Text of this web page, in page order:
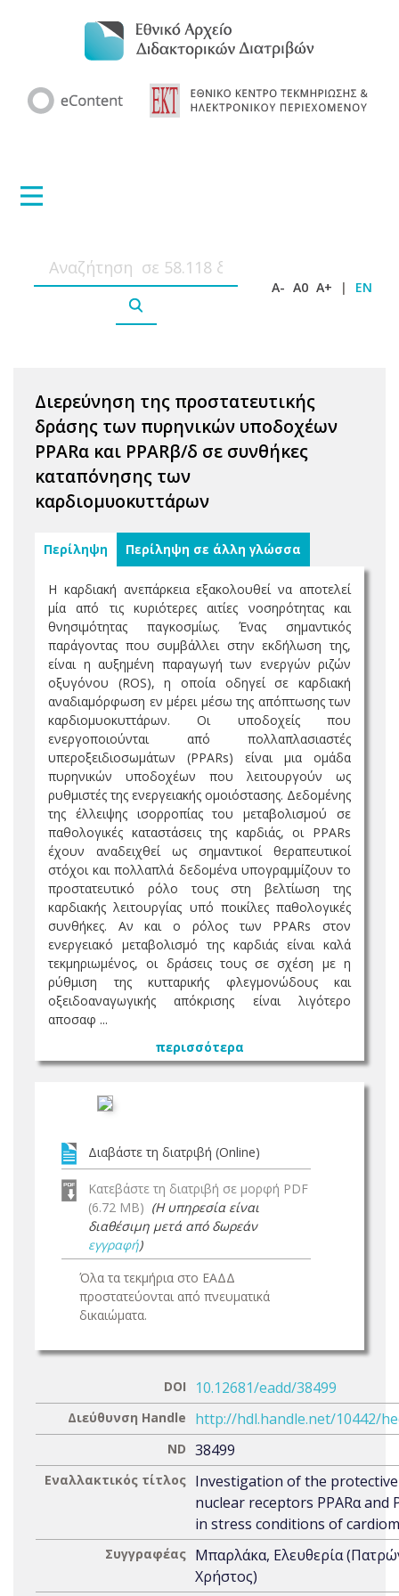
A- A0 A+ | EN
Διερεύνηση της προστατευτικής
δράσης των πυρηνικών υποδοχέων
PPARα και PPARβ/δ σε συνθήκες
καταπόνησης των
καρδιομυοκυττάρων
Περίληψη Περίληψη σε άλλη γλώσσα
H καρδιακή ανεπάρκεια εξακολουθεί να αποτελεί
μία από τις κυριότερες αιτίες νοσηρότητας και
θνησιμότητας παγκοσμίως. Ένας σημαντικός
παράγοντας που συμβάλλει στην εκδήλωση της,
είναι η αυξημένη παραγωγή των ενεργών ριζών
οξυγόνου (ROS), η οποία οδηγεί σε καρδιακή
αναδιαμόρφωση εν μέρει μέσω της απόπτωσης των
καρδιομυοκυττάρων. Οι υποδοχείς που
ενεργοποιούνται από πολλαπλασιαστές
υπεροξειδιοσωμάτων (PPARs) είναι μια ομάδα
πυρηνικών υποδοχέων που λειτουργούν ως
ρυθμιστές της ενεργειακής ομοιόστασης. Δεδομένης
της έλλειψης ισορροπίας του μεταβολισμού σε
παθολογικές καταστάσεις της καρδιάς, οι PPARs
έχουν αναδειχθεί ως σημαντικοί θεραπευτικοί
στόχοι και πολλαπλά δεδομένα υπογραμμίζουν το
προστατευτικό ρόλο τους στη βελτίωση της
καρδιακής λειτουργίας υπό ποικίλες παθολογικές
συνθήκες. Αν και ο ρόλος των PPARs στον
ενεργειακό μεταβολισμό της καρδιάς είναι καλά
τεκμηριωμένος, οι δράσεις τους σε σχέση με η
ρύθμιση της κυτταρικής φλεγμονώδους και
οξειδοαναγωγικής απόκρισης είναι λιγότερο
αποσαφ ...
περισσότερα
Διαβάστε τη διατριβή (Online)
Κατεβάστε τη διατριβή σε μορφή PDF
(6.72 MB) (Η υπηρεσία είναι
διαθέσιμη μετά από δωρεάν
εγγραφή)
Όλα τα τεκμήρια στο ΕΑΔΔ
προστατεύονται από πνευματικά
δικαιώματα.
DOI 10.12681/eadd/38499
Διεύθυνση Handle http://hdl.handle.net/10442/
ND 38499
Εναλλακτικός τίτλος Investigation of the
nuclear receptors PPARα and
in stress conditions of
Συγγραφέας Μπαρλάκα, Ελευθερία
Χρήστος)